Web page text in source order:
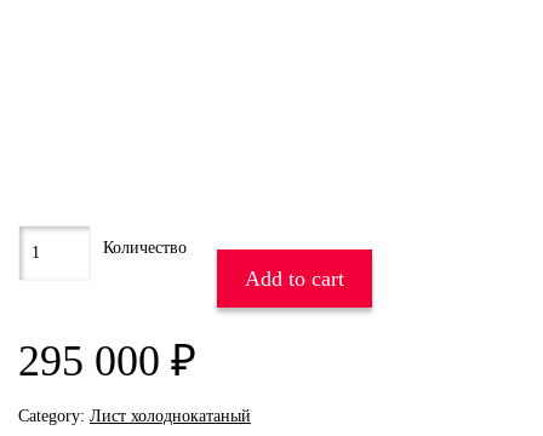
295 000 ₽
Add to cart
Category: Лист холоднокатаный